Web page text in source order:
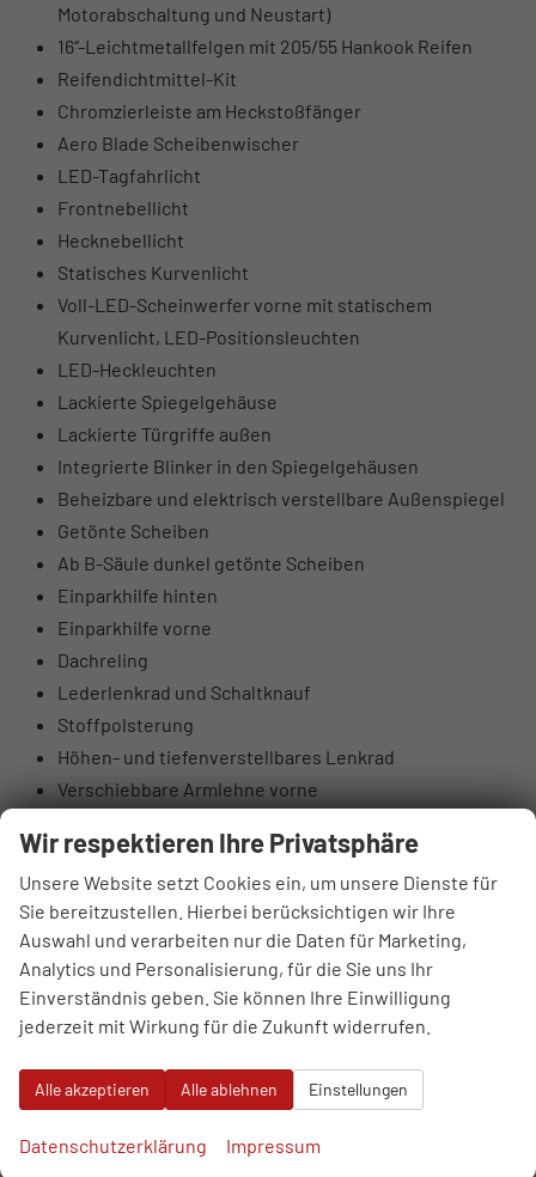
Motorabschaltung und Neustart)
16“-Leichtmetallfelgen mit 205/55 Hankook Reifen
Reifendichtmittel-Kit
Chromzierleiste am Heckstoßfänger
Aero Blade Scheibenwischer
LED-Tagfahrlicht
Frontnebellicht
Hecknebellicht
Statisches Kurvenlicht
Voll-LED-Scheinwerfer vorne mit statischem
Kurvenlicht, LED-Positionsleuchten
LED-Heckleuchten
Lackierte Spiegelgehäuse
Lackierte Türgriffe außen
Integrierte Blinker in den Spiegelgehäusen
Beheizbare und elektrisch verstellbare Außenspiegel
Getönte Scheiben
Ab B-Säule dunkel getönte Scheiben
Einparkhilfe hinten
Einparkhilfe vorne
Dachreling
Lederlenkrad und Schaltknauf
Stoffpolsterung
Höhen- und tiefenverstellbares Lenkrad
Verschiebbare Armlehne vorne
Höhenverstellbarer Fahrer- und Beifahrersitz
Rücksitzlehnen 60:40 klappbar
Elektrisch einstellbare Lendenstütze Fahrer
Hintere Lüftungsdüsen
Sonnenbrillenfach
Supervision-Instrumentenpanel 10,25“ TFT LCD
4 Lautsprecher: vorne 2 + hinten 2
6 Lautsprecher: Hochtonlautsprecher vorne
USB-Anschlüsse vorne
Wir respektieren Ihre Privatsphäre
Unsere Website setzt Cookies ein, um unsere Dienste für
Sie bereitzustellen. Hierbei berücksichtigen wir Ihre
Auswahl und verarbeiten nur die Daten für Marketing,
Analytics und Personalisierung, für die Sie uns Ihr
Einverständnis geben. Sie können Ihre Einwilligung
jederzeit mit Wirkung für die Zukunft widerrufen.
Alle akzeptieren Alle ablehnen Einstellungen
Datenschutzerklärung Impressum